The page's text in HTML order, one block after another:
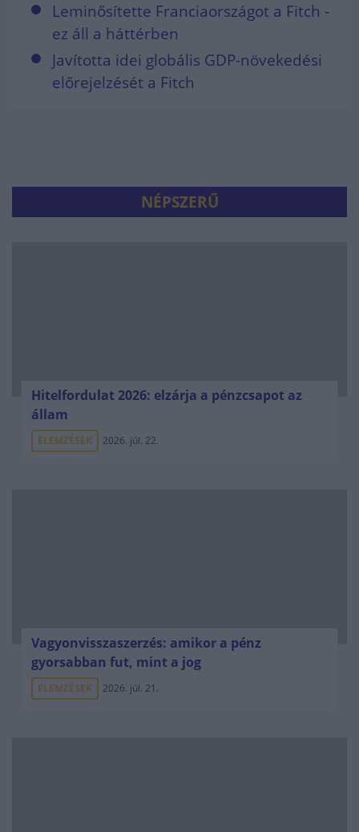
Leminősítette Franciaországot a Fitch -
ez áll a háttérben
Javította idei globális GDP-növekedési
előrejelzését a Fitch
NÉPSZERŰ
Hitelfordulat 2026: elzárja a pénzcsapot az
állam
ELEMZÉSEK 2026. júl. 22.
Vagyonvisszaszerzés: amikor a pénz
gyorsabban fut, mint a jog
ELEMZÉSEK 2026. júl. 21.